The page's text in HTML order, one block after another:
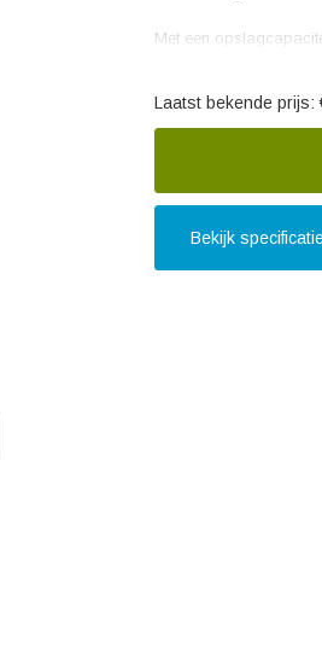
Met een
details. Of je nu films
De iPhone 16 Pro is
Bovendien biedt de
besturingssysteem van
Laatst bekende prijs:
Bekijk